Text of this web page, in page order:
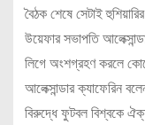
বৈঠক শেষে সেটাই
উয়েফার সভাপতি
লিগে অংশগ্রহণ করলে
আলেক্সান্ডার ক্যাফেরিন
বিরুদ্ধে ফুটবল বিশ্বকে